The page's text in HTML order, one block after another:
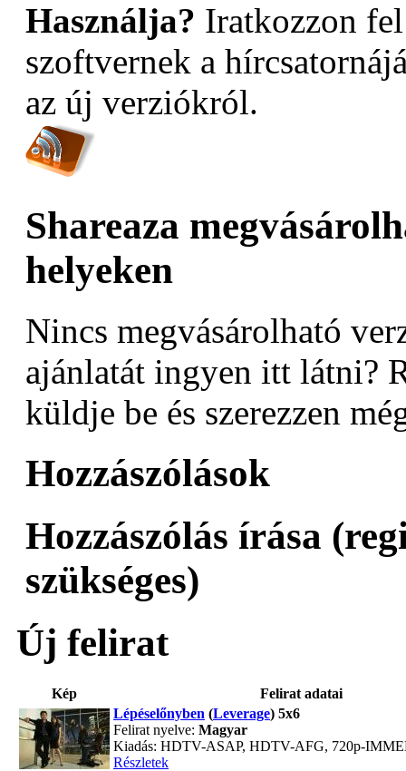
Használja? Iratkozzon
szoftvernek a
az új verziókról.
Shareaza
helyeken
Nincs megvásárolható
ajánlatát ingyen itt látni?
küldje be és szerezzen
Hozzászólások
Hozzászólás írása
szükséges)
Új felirat
Kép
Felirat adatai
Lépéselőnyben (Leverage) 5x6
Felirat nyelve: Magyar
Kiadás: HDTV-ASAP, HDTV-AFG, 720p-
Részletek